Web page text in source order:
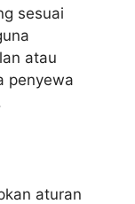
sesuai
atau
penyewa
aturan